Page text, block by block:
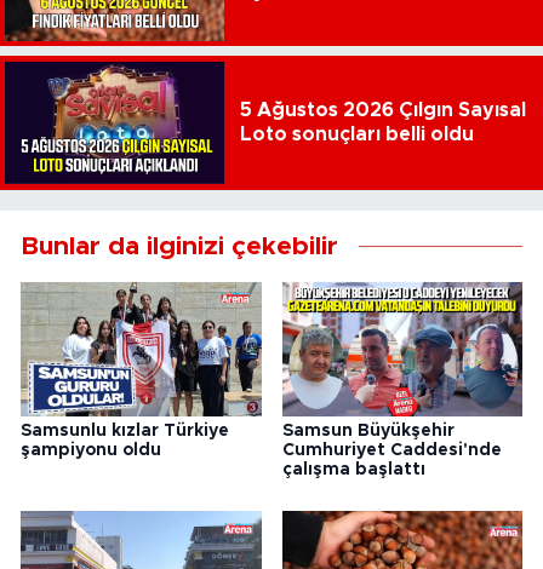
5 Ağustos 2026 Çılgın Sayısal
Loto sonuçları belli oldu
Bunlar da ilginizi çekebilir
Samsunlu kızlar Türkiye
şampiyonu oldu
Samsun Büyükşehir
Cumhuriyet Caddesi'nde
çalışma başlattı